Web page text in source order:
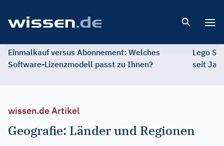
Einmalkauf versus Abonnement: Welches
Software-Lizenzmodell passt zu Ihnen?
Lego
seit
wissen.de Artikel
Geografie: Länder und Regionen